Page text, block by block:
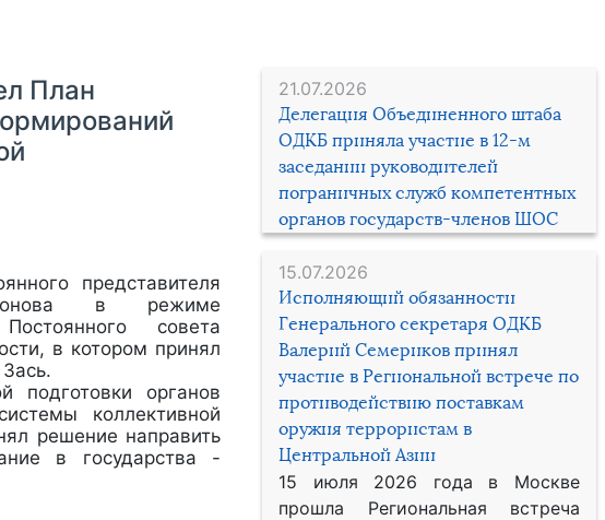
21.07.2026
Делегация Объединенного штаба
ОДКБ приняла участие в 12-м
заседании руководителей
пограничных служб компетентных
органов государств-членов ШОС
15.07.2026
Исполняющий обязанности
Генерального секретаря ОДКБ
Валерий Семериков принял
участие в Региональной встрече по
противодействию поставкам
оружия террористам в
Центральной Азии
15 июля 2026 года в Москве
прошла Региональная встреча
План
представителя
в режиме
совета
в котором принял
органов
коллективной
решение направить
в государства -